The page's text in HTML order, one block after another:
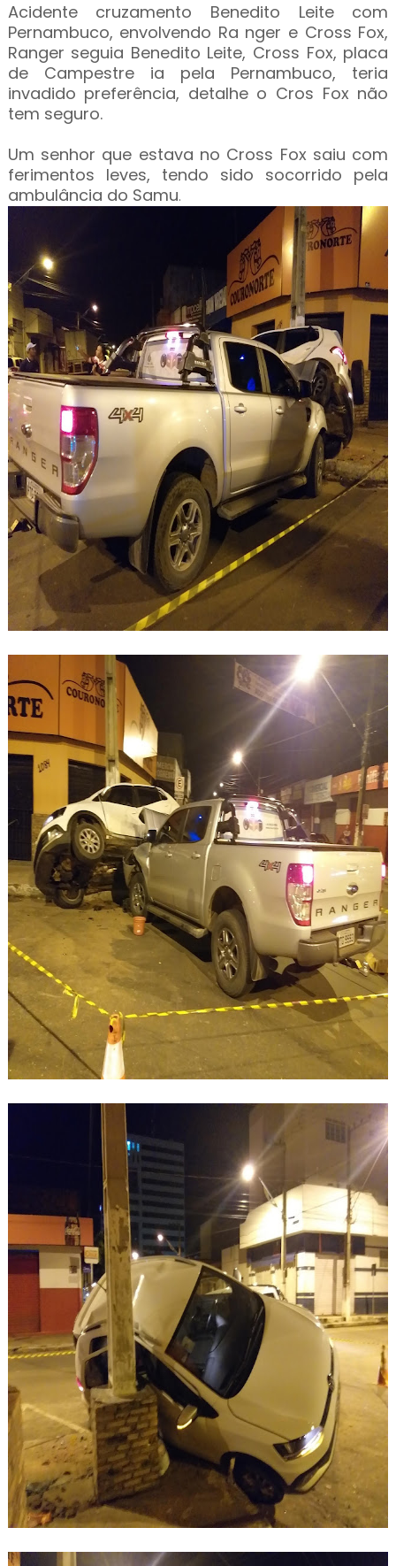
Acidente cruzamento Benedito Leite com
Pernambuco, envolvendo Ra nger e Cross Fox,
Ranger seguia Benedito Leite, Cross Fox, placa
de Campestre ia pela Pernambuco, teria
invadido preferência, detalhe o Cros Fox não
tem seguro.
Um senhor que estava no Cross Fox saiu com
ferimentos leves, tendo sido socorrido pela
ambulância do Samu.